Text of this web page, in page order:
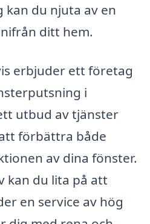
du njuta av en
ditt hem.
erbjuder ett företag
i
utbud av tjänster
förbättra både
av dina fönster.
kan du lita på att
en service av hög